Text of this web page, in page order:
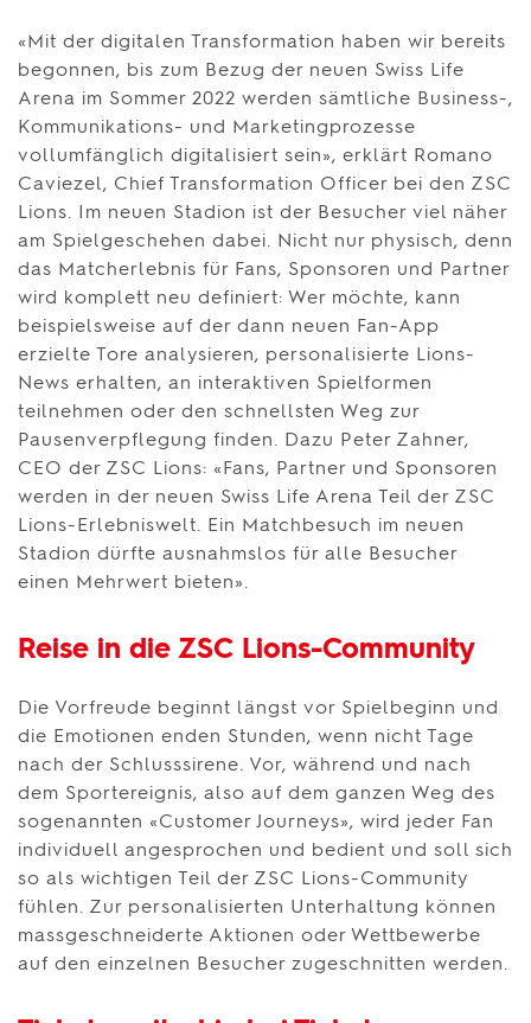
«Mit der digitalen Transformation haben wir bereits
begonnen, bis zum Bezug der neuen Swiss Life
Arena im Sommer 2022 werden sämtliche Business-,
Kommunikations- und Marketingprozesse
vollumfänglich digitalisiert sein», erklärt Romano
Caviezel, Chief Transformation Officer bei den ZSC
Lions. Im neuen Stadion ist der Besucher viel näher
am Spielgeschehen dabei. Nicht nur physisch, denn
das Matcherlebnis für Fans, Sponsoren und Partner
wird komplett neu definiert: Wer möchte, kann
beispielsweise auf der dann neuen Fan-App
erzielte Tore analysieren, personalisierte Lions-
News erhalten, an interaktiven Spielformen
teilnehmen oder den schnellsten Weg zur
Pausenverpflegung finden. Dazu Peter Zahner,
CEO der ZSC Lions: «Fans, Partner und Sponsoren
werden in der neuen Swiss Life Arena Teil der ZSC
Lions-Erlebniswelt. Ein Matchbesuch im neuen
Stadion dürfte ausnahmslos für alle Besucher
einen Mehrwert bieten».
Reise in die ZSC Lions-Community
Die Vorfreude beginnt längst vor Spielbeginn und
die Emotionen enden Stunden, wenn nicht Tage
nach der Schlusssirene. Vor, während und nach
dem Sportereignis, also auf dem ganzen Weg des
sogenannten «Customer Journeys», wird jeder Fan
individuell angesprochen und bedient und soll sich
so als wichtigen Teil der ZSC Lions-Community
fühlen. Zur personalisierten Unterhaltung können
massgeschneiderte Aktionen oder Wettbewerbe
auf den einzelnen Besucher zugeschnitten werden.